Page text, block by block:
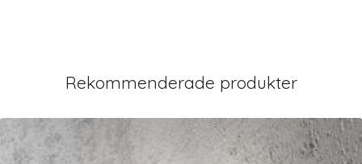
Rekommenderade produkter